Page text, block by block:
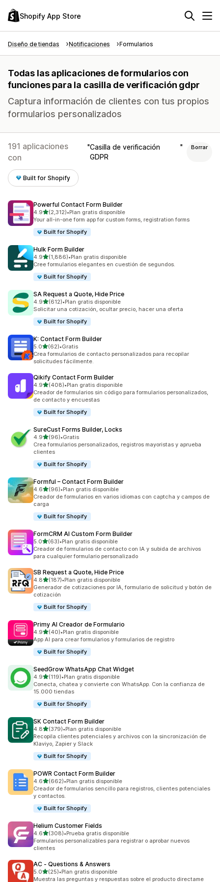
Shopify App Store
Diseño de tiendas Notificaciones Formularios
Todas las aplicaciones de formularios con
funciones para la casilla de verificación gdpr
Captura información de clientes con tus propios
formularios personalizados
191 aplicaciones
con
Casilla de verificación
GDPR
Borrar
Built for Shopify
Powerful Contact Form Builder
4.9de 5 estrellas
(2,312)
2312 reseñas en total
•Plan gratis disponible
Your all-in-one form app for custom forms, registration forms
Built for Shopify
Hulk Form Builder
4.9de 5 estrellas
(1,886)
1886 reseñas en total
•Plan gratis disponible
Cree formularios elegantes en cuestión de segundos.
Built for Shopify
SA Request a Quote, Hide Price
4.9de 5 estrellas
(612)
612 reseñas en total
•Plan gratis disponible
Solicitar una cotización, ocultar precio, hacer una oferta
Built for Shopify
K: Contact Form Builder
5.0de 5 estrellas
(62)
62 reseñas en total
•Gratis
Crea formularios de contacto personalizados para recopilar
solicitudes fácilmente.
Qikify Contact Form Builder
4.9de 5 estrellas
(408)
408 reseñas en total
•Plan gratis disponible
Creador de formularios sin código para formularios personalizados,
de contacto y encuestas
Built for Shopify
SureCust Forms Builder, Locks
4.9de 5 estrellas
(96)
96 reseñas en total
•Gratis
Crea formularios personalizados, registros mayoristas y aprueba
clientes
Built for Shopify
Formful – Contact Form Builder
4.6de 5 estrellas
(96)
96 reseñas en total
•Plan gratis disponible
Creador de formularios en varios idiomas con captcha y campos de
carga
Built for Shopify
FormCRM AI Custom Form Builder
5.0de 5 estrellas
(63)
63 reseñas en total
•Plan gratis disponible
Creador de formularios de contacto con IA y subida de archivos
para cualquier formulario personalizado
SB Request a Quote, Hide Price
4.8de 5 estrellas
(187)
187 reseñas en total
•Plan gratis disponible
Generador de cotizaciones por IA, formulario de solicitud y botón de
cotización
Built for Shopify
Primy AI Creador de Formulario
4.9de 5 estrellas
(40)
40 reseñas en total
•Plan gratis disponible
App AI para crear formularios y formularios de registro
Built for Shopify
SeedGrow WhatsApp Chat Widget
4.9de 5 estrellas
(119)
119 reseñas en total
•Plan gratis disponible
Conecta, chatea y convierte con WhatsApp. Con la confianza de
15.000 tiendas
Built for Shopify
SK Contact Form Builder
4.8de 5 estrellas
(379)
379 reseñas en total
•Plan gratis disponible
Recopila clientes potenciales y archivos con la sincronización de
Klaviyo, Zapier y Slack
Built for Shopify
POWR Contact Form Builder
4.6de 5 estrellas
(662)
662 reseñas en total
•Plan gratis disponible
Creador de formularios sencillo para registros, clientes potenciales
y contactos.
Built for Shopify
Helium Customer Fields
4.6de 5 estrellas
(308)
308 reseñas en total
•Prueba gratis disponible
Formularios personalizables para registrar o aprobar nuevos
clientes
AC ‑ Questions & Answers
5.0de 5 estrellas
(25)
25 reseñas en total
•Plan gratis disponible
Muestra las preguntas y respuestas sobre el producto directame